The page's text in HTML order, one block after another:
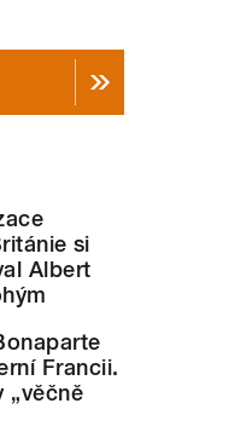
si
Albert
Francii.
„věčně